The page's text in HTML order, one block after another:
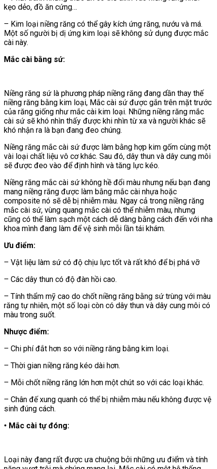
kẹo dẻo, đồ ăn cứng…
– Kim loại niềng răng có thể gây kích ứng răng, nướu và má.
Một số người bị dị ứng kim loại sẽ không sử dụng được mắc
cài này.
Mắc cài bằng sứ:
Niềng răng sứ là phương pháp niềng răng đang dần thay thế
niềng răng bằng kim loại, Mắc cài sứ được gắn trên mặt trước
của răng giống như mắc cài kim loại. Những niềng răng mắc
cài sứ sẽ khó nhìn thấy được khi nhìn từ xa và người khác sẽ
khó nhận ra là bạn đang đeo chúng.
Niềng răng mắc cài sứ được làm bằng hợp kim gốm cùng một
vài loại chất liệu vô cơ khác. Sau đó, dây thun và dây cung môi
sẽ được đeo vào để định hình và tăng lực kéo.
Niềng răng mắc cài sứ không hề đổi màu nhưng nếu bạn đang
mang niềng răng được làm bằng mắc cài nhựa hoặc
composite nó sẽ dễ bị nhiễm màu. Ngay cả trong niềng răng
mắc cài sứ, vùng quang mắc cài có thể nhiễm màu, nhưng
cũng có thể làm sạch một cách dễ dàng bằng cách đến với nha
khoa mình đang làm để vệ sinh mỗi lần tái khám.
Ưu điểm:
– Vật liệu làm sứ có độ chịu lực tốt và rất khó để bị phá vỡ
– Các dây thun có độ đàn hồi cao.
– Tính thẩm mỹ cao do chốt niềng răng bằng sứ trùng với màu
răng tự nhiên, một số loại còn có dây thun và dây cung môi có
màu trong suốt.
Nhược điểm:
– Chi phí đắt hơn so với niềng răng bằng kim loại.
– Thời gian niềng răng kéo dài hơn.
– Mỗi chốt niềng răng lớn hơn một chút so với các loại khác.
– Chân đế xung quanh có thể bị nhiễm màu nếu không được vệ
sinh đúng cách.
• Mắc cài tự đóng:
Loại này đang rất được ưa chuộng bởi những ưu điểm và tính